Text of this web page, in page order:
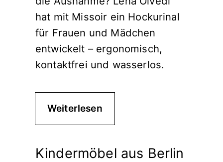
hat mit Missoir ein Hockurinal
für Frauen und Mädchen
entwickelt – ergonomisch,
kontaktfrei und wasserlos.
Weiterlesen
Kindermöbel aus Berlin